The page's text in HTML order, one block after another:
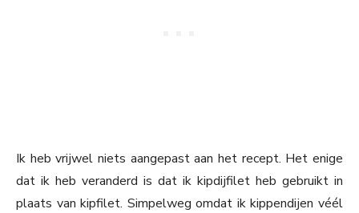
Ik heb vrijwel niets aangepast aan het recept. Het enige
dat ik heb veranderd is dat ik kipdijfilet heb gebruikt in
plaats van kipfilet. Simpelweg omdat ik kippendijen véél